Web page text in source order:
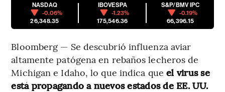
NASDAQ
-0.06%
26,348.35
IBOVESPA
-1.23%
175,546.36
S&P/BMV IPC
-0.19%
66,396.15
Bloomberg — Se descubrió influenza aviar
altamente patógena en rebaños lecheros de
Michigan e Idaho, lo que indica que el virus se
está propagando a nuevos estados de EE. UU.